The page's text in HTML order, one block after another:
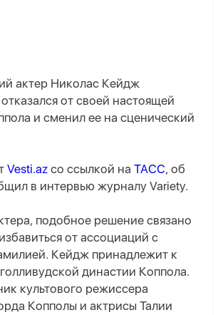
актер Николас Кейдж
от своей настоящей
и сменил ее на сценический
Vesti.az со ссылкой на ТАСС, об
в интервью журналу Variety.
подобное решение связано
от ассоциаций с
Кейдж принадлежит к
династии Коппола.
культового режиссера
Копполы и актрисы Талии